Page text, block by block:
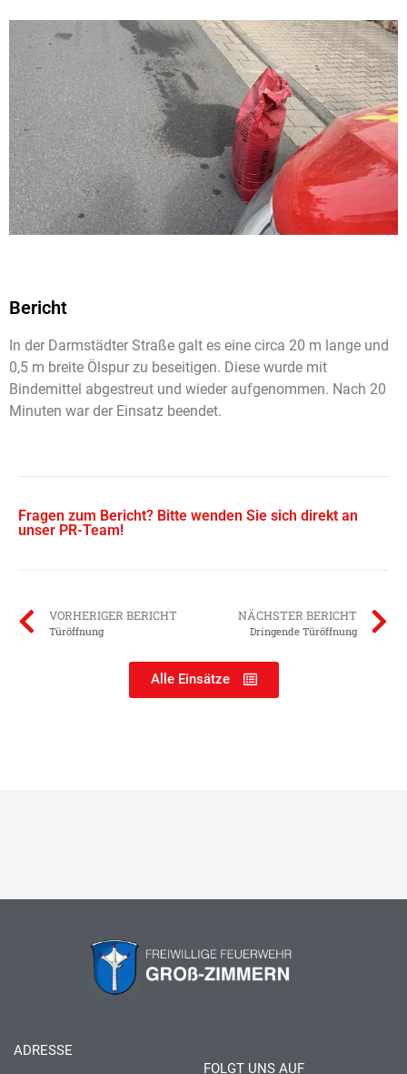
Bericht
In der Darmstädter Straße galt es eine circa 20 m lange und
0,5 m breite Ölspur zu beseitigen. Diese wurde mit
Bindemittel abgestreut und wieder aufgenommen. Nach 20
Minuten war der Einsatz beendet.
Fragen zum Bericht? Bitte wenden Sie sich direkt an
unser PR-Team!
VORHERIGER BERICHT
Türöffnung
NÄCHSTER BERICHT
Dringende Türöffnung
Alle Einsätze
ADRESSE
FOLGT UNS AUF